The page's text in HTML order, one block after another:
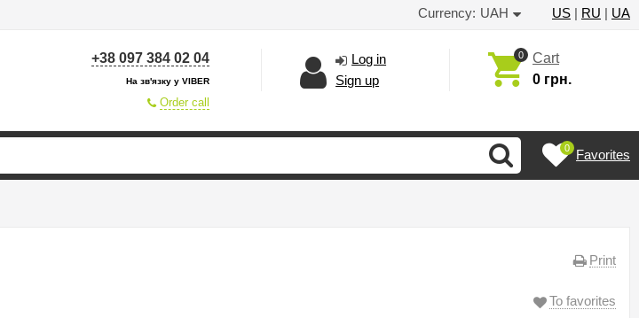
Currency: UAH US | RU | UA
+38 097 384 02 04
На зв'язку у VIBER
Order call
Log in
Sign up
0
Cart
0 грн.
0 Favorites
Print
To favorites